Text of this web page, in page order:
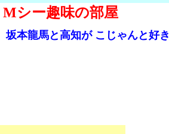
Mシー趣味の部屋
坂本龍馬と高知が こじゃんと好